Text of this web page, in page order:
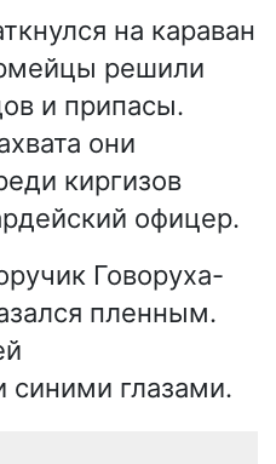
на караван
решили
и припасы.
они
киргизов
офицер.
Говоруха-
пленным.
синими глазами.